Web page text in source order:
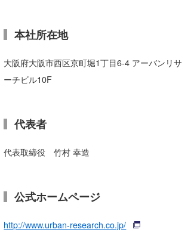
本社所在地
大阪府大阪市西区京町堀1丁目6-4 アーバンリサ
ーチビル10F
代表者
代表取締役 竹村 幸造
公式ホームページ
http://www.urban-research.co.jp/